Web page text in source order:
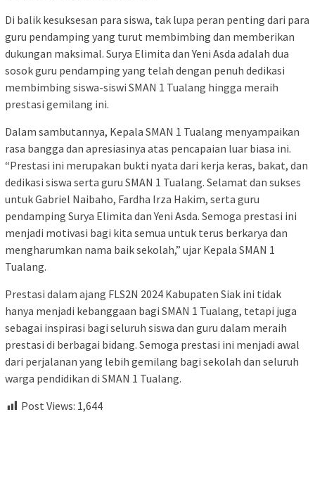
Di balik kesuksesan para siswa, tak lupa peran penting dari para
guru pendamping yang turut membimbing dan memberikan
dukungan maksimal. Surya Elimita dan Yeni Asda adalah dua
sosok guru pendamping yang telah dengan penuh dedikasi
membimbing siswa-siswi SMAN 1 Tualang hingga meraih
prestasi gemilang ini.
Dalam sambutannya, Kepala SMAN 1 Tualang menyampaikan
rasa bangga dan apresiasinya atas pencapaian luar biasa ini.
“Prestasi ini merupakan bukti nyata dari kerja keras, bakat, dan
dedikasi siswa serta guru SMAN 1 Tualang. Selamat dan sukses
untuk Gabriel Naibaho, Fardha Irza Hakim, serta guru
pendamping Surya Elimita dan Yeni Asda. Semoga prestasi ini
menjadi motivasi bagi kita semua untuk terus berkarya dan
mengharumkan nama baik sekolah,” ujar Kepala SMAN 1
Tualang.
Prestasi dalam ajang FLS2N 2024 Kabupaten Siak ini tidak
hanya menjadi kebanggaan bagi SMAN 1 Tualang, tetapi juga
sebagai inspirasi bagi seluruh siswa dan guru dalam meraih
prestasi di berbagai bidang. Semoga prestasi ini menjadi awal
dari perjalanan yang lebih gemilang bagi sekolah dan seluruh
warga pendidikan di SMAN 1 Tualang.
Post Views: 1,644